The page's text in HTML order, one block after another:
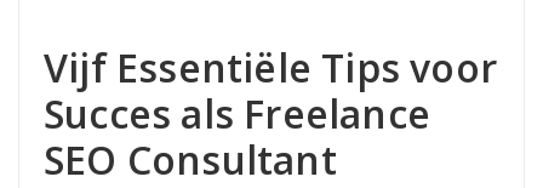
Vijf Essentiële Tips voor
Succes als Freelance
SEO Consultant